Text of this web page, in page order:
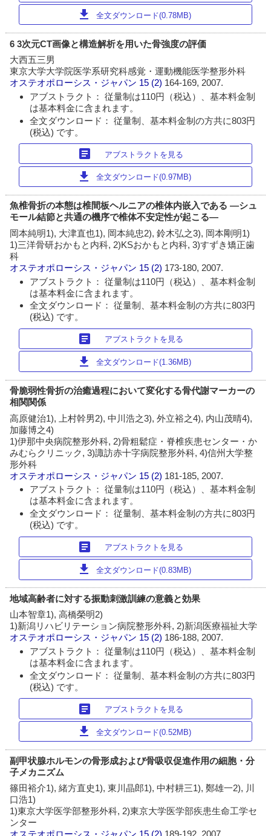
download 全文ダウンロード(0.78MB)
6 3次元CT画像と構造解析を用いた骨強度の評価
大西五三男
東京大学大学院医学系研究科感覚・運動機能医学整形外科
オステオポローシス・ジャパン 15 (2) 164-169, 2007.
アブストラクト： 従量制は110円（税込）、基本料金制
は基本料金に含まれます。
全文ダウンロード： 従量制、基本料金制の方共に803円
(税込) です。
article アブストラクトを見る
download 全文ダウンロード(0.97MB)
魚椎骨折の本態は椎間板ヘルニアの椎体内嵌入である ―シュ
モール結節と共通の機序で椎体不安定性が起こる―
岡本純明1), 大津直也1), 岡本純忠2), 鈴木弘之3), 岡本剛明1)
1)三洋骨研おかもと内科, 2)KSおかもと内科, 3)すずき矯正歯
科
オステオポローシス・ジャパン 15 (2) 173-180, 2007.
アブストラクト： 従量制は110円（税込）、基本料金制
は基本料金に含まれます。
全文ダウンロード： 従量制、基本料金制の方共に803円
(税込) です。
article アブストラクトを見る
download 全文ダウンロード(1.36MB)
骨脆弱性骨折の治癒過程において変化する骨代謝マーカーの
相関関係
高原健治1), 上村幹男2), 中川浩之3), 外立裕之4), 内山茂晴4),
加藤博之4)
1)伊那中央病院整形外科, 2)骨粗鬆症・脊椎疾患センター・か
みむらクリニック, 3)諏訪赤十字病院整形外科, 4)信州大学整
形外科
オステオポローシス・ジャパン 15 (2) 181-185, 2007.
アブストラクト： 従量制は110円（税込）、基本料金制
は基本料金に含まれます。
全文ダウンロード： 従量制、基本料金制の方共に803円
(税込) です。
article アブストラクトを見る
download 全文ダウンロード(0.83MB)
地域高齢者に対する振動刺激訓練の意義と効果
山本智章1), 高橋榮明2)
1)新潟リハビリテーション病院整形外科, 2)新潟医療福祉大学
オステオポローシス・ジャパン 15 (2) 186-188, 2007.
アブストラクト： 従量制は110円（税込）、基本料金制
は基本料金に含まれます。
全文ダウンロード： 従量制、基本料金制の方共に803円
(税込) です。
article アブストラクトを見る
download 全文ダウンロード(0.52MB)
副甲状腺ホルモンの骨形成および骨吸収促進作用の細胞・分
子メカニズム
篠田裕介1), 緒方直史1), 東川晶郎1), 中村耕三1), 鄭雄一2), 川
口浩1)
1)東京大学医学部整形外科, 2)東京大学医学部疾患生命工学セ
ンター
オステオポローシス・ジャパン 15 (2) 189-192, 2007.